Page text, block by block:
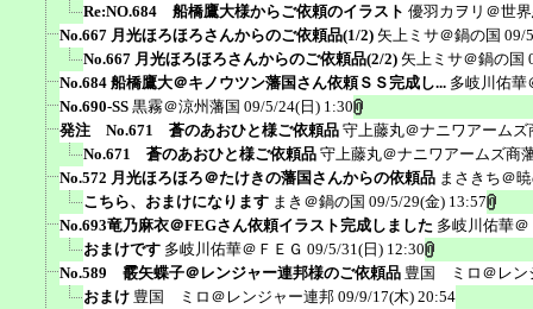
Re:NO.684 船橋鷹大様からご依頼のイラスト 優羽カヲリ＠世
No.667 月光ほろほろさんからのご依頼品(1/2) 矢上ミサ＠鍋の国 09/
No.667 月光ほろほろさんからのご依頼品(2/2) 矢上ミサ＠鍋の国
No.684 船橋鷹大＠キノウツン藩国さん依頼ＳＳ完成し... 多岐川佑華
No.690-SS 黒霧＠涼州藩国 09/5/24(日) 1:30
発注 No.671 蒼のあおひと様ご依頼品 守上藤丸＠ナニワアームズ
No.671 蒼のあおひと様ご依頼品 守上藤丸＠ナニワアームズ商
No.572 月光ほろほろ＠たけきの藩国さんからの依頼品 まさきち＠
こちら、おまけになります まき＠鍋の国 09/5/29(金) 13:57
No.693竜乃麻衣＠FEGさん依頼イラスト完成しました 多岐川佑華
おまけです 多岐川佑華＠ＦＥＧ 09/5/31(日) 12:30
No.589 霰矢蝶子＠レンジャー連邦様のご依頼品 豊国 ミロ＠レン
おまけ 豊国 ミロ＠レンジャー連邦 09/9/17(木) 20:54